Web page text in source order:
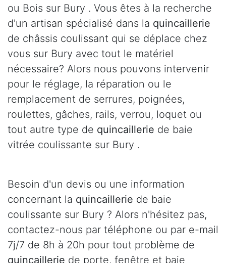
ou Bois sur Bury . Vous êtes à la recherche
d'un artisan spécialisé dans la quincaillerie
de châssis coulissant qui se déplace chez
vous sur Bury avec tout le matériel
nécessaire? Alors nous pouvons intervenir
pour le réglage, la réparation ou le
remplacement de serrures, poignées,
roulettes, gâches, rails, verrou, loquet ou
tout autre type de quincaillerie de baie
vitrée coulissante sur Bury .
Besoin d'un devis ou une information
concernant la quincaillerie de baie
coulissante sur Bury ? Alors n'hésitez pas,
contactez-nous par téléphone ou par e-mail
7j/7 de 8h à 20h pour tout problème de
quincaillerie de porte, fenêtre et baie